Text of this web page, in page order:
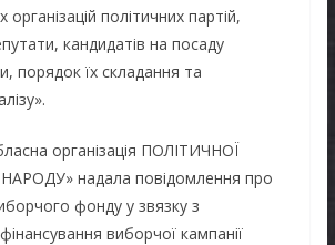
організацій політичних партій,
кандидатів на посаду
порядок їх складання та
організація ПОЛІТИЧНОЇ
надала повідомлення про
фонду у звязку з
виборчої кампанії